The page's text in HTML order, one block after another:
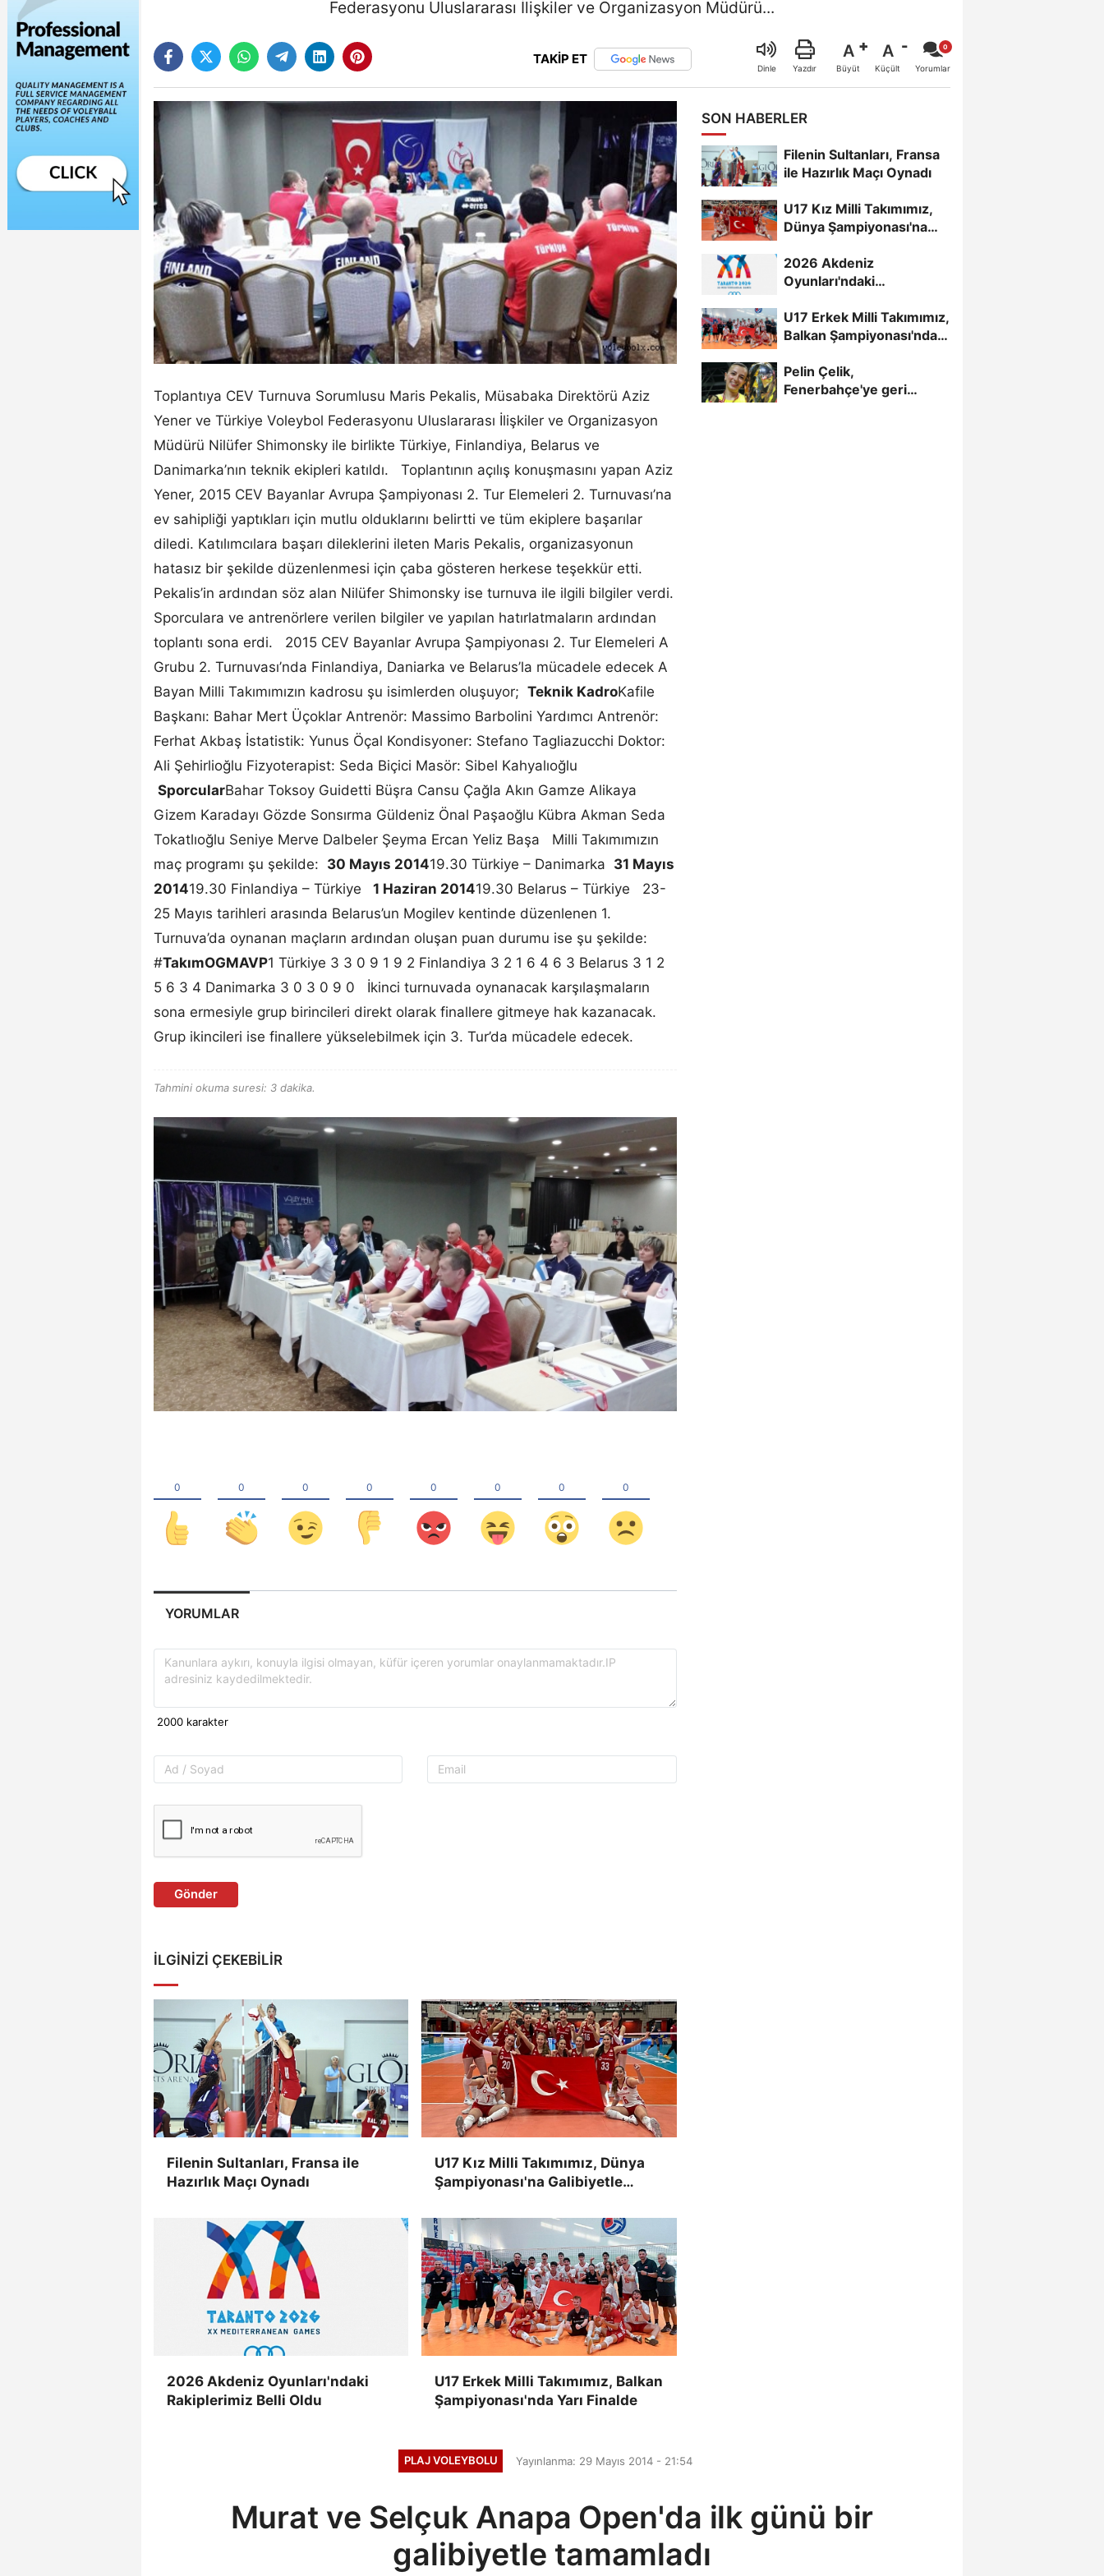
Federasyonu Uluslararası İlişkiler ve Organizasyon Müdürü...
TAKİP ET
Dinle Yazdır
A
Büyüt
A
Küçült Yorumlar
Toplantıya CEV Turnuva Sorumlusu Maris Pekalis, Müsabaka Direktörü Aziz
Yener ve Türkiye Voleybol Federasyonu Uluslararası İlişkiler ve Organizasyon
Müdürü Nilüfer Shimonsky ile birlikte Türkiye, Finlandiya, Belarus ve
Danimarka’nın teknik ekipleri katıldı. Toplantının açılış konuşmasını yapan Aziz
Yener, 2015 CEV Bayanlar Avrupa Şampiyonası 2. Tur Elemeleri 2. Turnuvası’na
ev sahipliği yaptıkları için mutlu olduklarını belirtti ve tüm ekiplere başarılar
diledi. Katılımcılara başarı dileklerini ileten Maris Pekalis, organizasyonun
hatasız bir şekilde düzenlenmesi için çaba gösteren herkese teşekkür etti.
Pekalis’in ardından söz alan Nilüfer Shimonsky ise turnuva ile ilgili bilgiler verdi.
Sporculara ve antrenörlere verilen bilgiler ve yapılan hatırlatmaların ardından
toplantı sona erdi. 2015 CEV Bayanlar Avrupa Şampiyonası 2. Tur Elemeleri A
Grubu 2. Turnuvası’nda Finlandiya, Daniarka ve Belarus’la mücadele edecek A
Bayan Milli Takımımızın kadrosu şu isimlerden oluşuyor; Teknik KadroKafile
Başkanı: Bahar Mert Üçoklar Antrenör: Massimo Barbolini Yardımcı Antrenör:
Ferhat Akbaş İstatistik: Yunus Öçal Kondisyoner: Stefano Tagliazucchi Doktor:
Ali Şehirlioğlu Fizyoterapist: Seda Biçici Masör: Sibel Kahyalıoğlu
SporcularBahar Toksoy Guidetti Büşra Cansu Çağla Akın Gamze Alikaya
Gizem Karadayı Gözde Sonsırma Güldeniz Önal Paşaoğlu Kübra Akman Seda
Tokatlıoğlu Seniye Merve Dalbeler Şeyma Ercan Yeliz Başa Milli Takımımızın
maç programı şu şekilde: 30 Mayıs 201419.30 Türkiye – Danimarka 31 Mayıs
201419.30 Finlandiya – Türkiye 1 Haziran 201419.30 Belarus – Türkiye 23-
25 Mayıs tarihleri arasında Belarus’un Mogilev kentinde düzenlenen 1.
Turnuva’da oynanan maçların ardından oluşan puan durumu ise şu şekilde:
#TakımOGMAVP1 Türkiye 3 3 0 9 1 9 2 Finlandiya 3 2 1 6 4 6 3 Belarus 3 1 2
5 6 3 4 Danimarka 3 0 3 0 9 0 İkinci turnuvada oynanacak karşılaşmaların
sona ermesiyle grup birincileri direkt olarak finallere gitmeye hak kazanacak.
Grup ikincileri ise finallere yükselebilmek için 3. Tur’da mücadele edecek.
Tahmini okuma suresi: 3 dakika.
YORUMLAR
Gönder
İLGINIZI ÇEKEBILIR
Filenin Sultanları, Fransa ile
Hazırlık Maçı Oynadı
U17 Kız Milli Takımımız, Dünya
Şampiyonası'na Galibiyetle
2026 Akdeniz Oyunları'ndaki
Rakiplerimiz Belli Oldu
U17 Erkek Milli Takımımız, Balkan
Şampiyonası'nda Yarı Finalde
SON HABERLER
Filenin Sultanları, Fransa
ile Hazırlık Maçı Oynadı
U17 Kız Milli Takımımız,
Dünya Şampiyonası'na
2026 Akdeniz
Oyunları'ndaki
U17 Erkek Milli Takımımız,
Balkan Şampiyonası'nda
Pelin Çelik,
Fenerbahçe'ye geri
PLAJ VOLEYBOLU Yayınlanma: 29 Mayıs 2014 - 21:54
Murat ve Selçuk Anapa Open'da ilk günü bir
galibiyetle tamamladı